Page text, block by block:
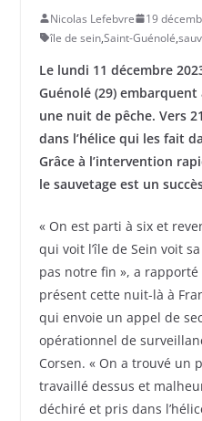
Nicolas Lefebvre 19
île de sein,Saint-Guénolé,
Le lundi 11 décembre
Guénolé (29)
une nuit de pêche. Vers
dans l’hélice qui les fait
Grâce à l’intervention
le sauvetage est un
« On est parti à six et
qui voit l’île de Sein voit
pas notre fin », a
présent cette nuit-là à
qui envoie un appel de
opérationnel de
Corsen. « On a trouvé un
travaillé dessus et
déchiré et pris dans